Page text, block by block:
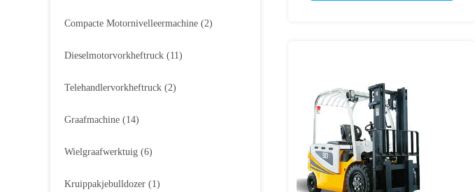
Compacte Motornivelleermachine (2)
Dieselmotorvorkheftruck (11)
Telehandlervorkheftruck (2)
Graafmachine (14)
Wielgraafwerktuig (6)
Kruippakjebulldozer (1)